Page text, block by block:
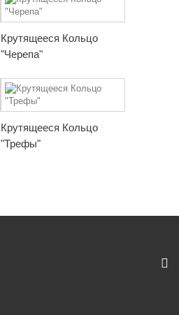
Крутящееся Кольцо
"Черепа"
Крутящееся Кольцо
"Трефы"